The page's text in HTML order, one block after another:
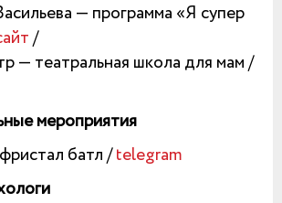
— программа «Я супер
/
— театральная школа для мам /
мероприятия
батл /telegram